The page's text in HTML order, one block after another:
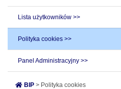
Lista użytkowników >>
Polityka cookies >>
Panel Administracyjny >>
BIP > Polityka cookies